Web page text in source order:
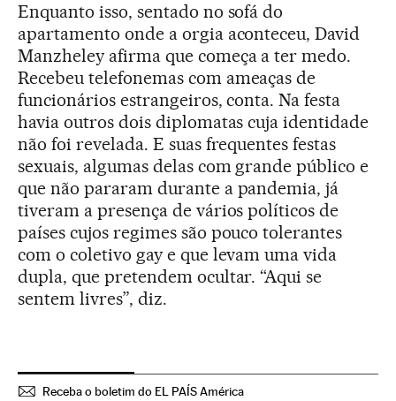
Enquanto isso, sentado no sofá do
apartamento onde a orgia aconteceu, David
Manzheley afirma que começa a ter medo.
Recebeu telefonemas com ameaças de
funcionários estrangeiros, conta. Na festa
havia outros dois diplomatas cuja identidade
não foi revelada. E suas frequentes festas
sexuais, algumas delas com grande público e
que não pararam durante a pandemia, já
tiveram a presença de vários políticos de
países cujos regimes são pouco tolerantes
com o coletivo gay e que levam uma vida
dupla, que pretendem ocultar. “Aqui se
sentem livres”, diz.
Receba o boletim do EL PAÍS América